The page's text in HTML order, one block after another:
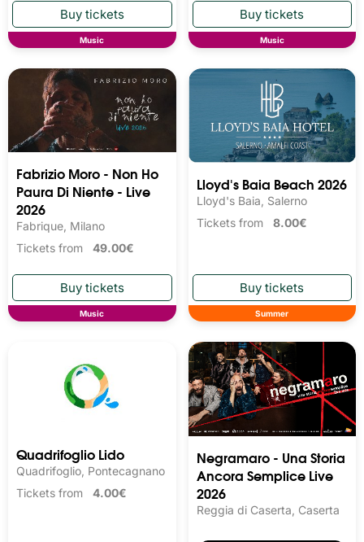
Music Music
Fabrizio Moro - Non Ho
Paura Di Niente - Live
2026
Fabrique, Milano
Tickets from 49.00€
Music
Lloyd's Baia Beach 2026
Lloyd's Baia, Salerno
Tickets from 8.00€
Summer
Quadrifoglio Lido
Quadrifoglio, Pontecagnano
Tickets from 4.00€
Negramaro - Una Storia
Ancora Semplice Live
2026
Reggia di Caserta, Caserta